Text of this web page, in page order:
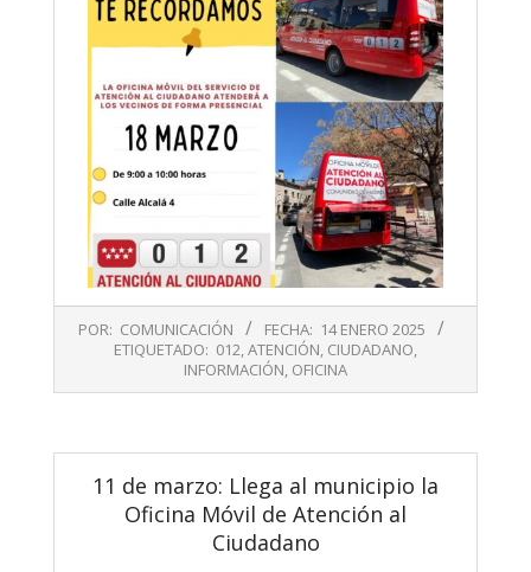
01-
POR: COMUNICACIÓN FECHA: 14 ENERO 2025
ETIQUETADO: 012,ATENCIÓN, CIUDADANO,
INFORMACIÓN, OFICINA
11 de marzo: Llega al municipio la
Oficina Móvil de Atención al
Ciudadano